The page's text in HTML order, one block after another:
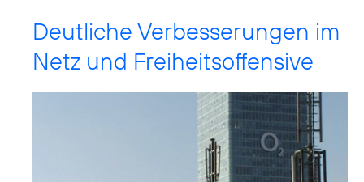
Deutliche Verbesserungen im
Netz und Freiheitsoffensive